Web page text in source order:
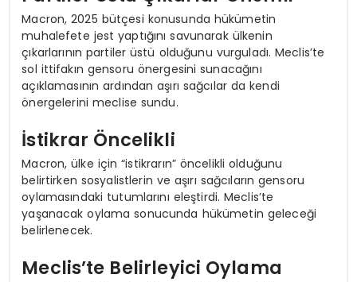
Macron, 2025 bütçesi konusunda hükümetin
muhalefete jest yaptığını savunarak ülkenin
çıkarlarının partiler üstü olduğunu vurguladı. Meclis’te
sol ittifakın gensoru önergesini sunacağını
açıklamasının ardından aşırı sağcılar da kendi
önergelerini meclise sundu.
İstikrar Öncelikli
Macron, ülke için “istikrarın” öncelikli olduğunu
belirtirken sosyalistlerin ve aşırı sağcıların gensoru
oylamasındaki tutumlarını eleştirdi. Meclis’te
yaşanacak oylama sonucunda hükümetin geleceği
belirlenecek.
Meclis’te Belirleyici Oylama